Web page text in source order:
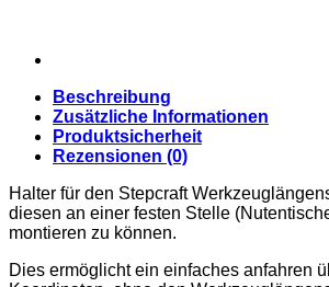
Beschreibung
Zusätzliche Informationen
Produktsicherheit
Rezensionen (0)
Halter für den Stepcraft
diesen an einer festen Stelle
montieren zu können.
Dies ermöglicht ein einfaches anfahren